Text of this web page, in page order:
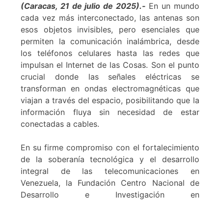
(Caracas, 21 de julio de 2025).- En un mundo
cada vez más interconectado, las antenas son
esos objetos invisibles, pero esenciales que
permiten la comunicación inalámbrica, desde
los teléfonos celulares hasta las redes que
impulsan el Internet de las Cosas. Son el punto
crucial donde las señales eléctricas se
transforman en ondas electromagnéticas que
viajan a través del espacio, posibilitando que la
información fluya sin necesidad de estar
conectadas a cables.
En su firme compromiso con el fortalecimiento
de la soberanía tecnológica y el desarrollo
integral de las telecomunicaciones en
Venezuela, la Fundación Centro Nacional de
Desarrollo e Investigación en